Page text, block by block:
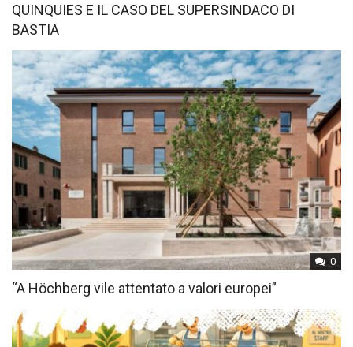
QUINQUIES E IL CASO DEL SUPERSINDACO DI
BASTIA
0
“A Höchberg vile attentato a valori europei”